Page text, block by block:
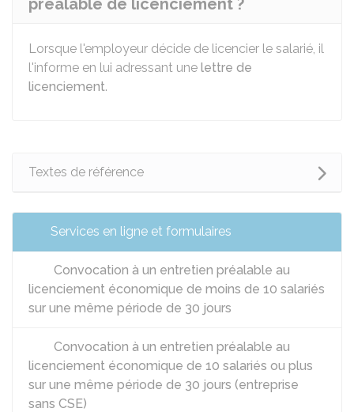
préalable de licenciement ?
Lorsque l'employeur décide de licencier le salarié, il
l'informe en lui adressant une lettre de
licenciement.
Textes de référence
Services en ligne et formulaires
Convocation à un entretien préalable au
licenciement économique de moins de 10 salariés
sur une même période de 30 jours
Convocation à un entretien préalable au
licenciement économique de 10 salariés ou plus
sur une même période de 30 jours (entreprise
sans CSE)